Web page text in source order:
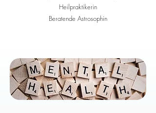
Heilpraktikerin
Beratende Astrosophin